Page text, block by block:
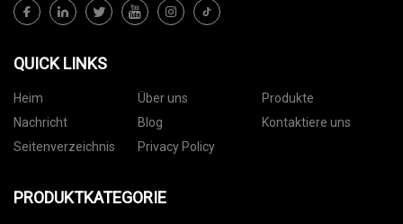
QUICK LINKS
Heim Über uns
Produkte
Nachricht
Blog
Kontaktiere uns
Seitenverzeichnis
Privacy Policy
PRODUKTKATEGORIE